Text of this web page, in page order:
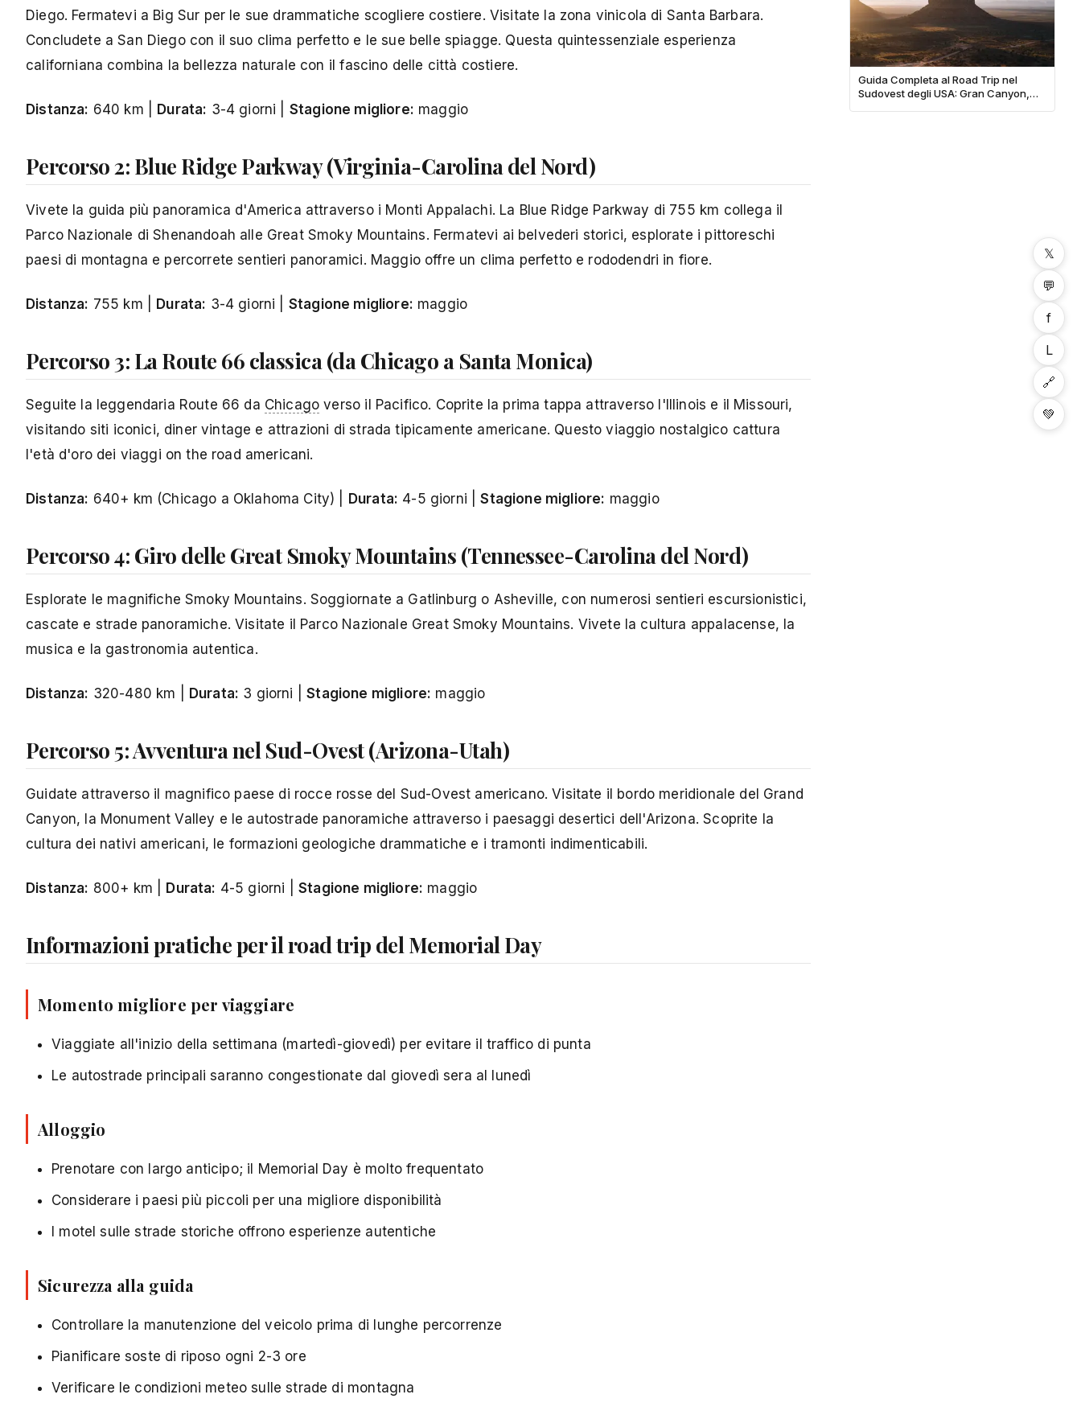
Diego. Fermatevi a Big Sur per le sue drammatiche scogliere costiere. Visitate la zona vinicola di Santa Barbara.
Concludete a San Diego con il suo clima perfetto e le sue belle spiagge. Questa quintessenziale esperienza
californiana combina la bellezza naturale con il fascino delle città costiere.
Distanza: 640 km | Durata: 3-4 giorni | Stagione migliore: maggio
Percorso 2: Blue Ridge Parkway (Virginia-Carolina del Nord)
Vivete la guida più panoramica d'America attraverso i Monti Appalachi. La Blue Ridge Parkway di 755 km collega il
Parco Nazionale di Shenandoah alle Great Smoky Mountains. Fermatevi ai belvederi storici, esplorate i pittoreschi
paesi di montagna e percorrete sentieri panoramici. Maggio offre un clima perfetto e rododendri in fiore.
Distanza: 755 km | Durata: 3-4 giorni | Stagione migliore: maggio
Percorso 3: La Route 66 classica (da Chicago a Santa Monica)
Seguite la leggendaria Route 66 da Chicago verso il Pacifico. Coprite la prima tappa attraverso l'Illinois e il Missouri,
visitando siti iconici, diner vintage e attrazioni di strada tipicamente americane. Questo viaggio nostalgico cattura
l'età d'oro dei viaggi on the road americani.
Distanza: 640+ km (Chicago a Oklahoma City) | Durata: 4-5 giorni |Stagione migliore: maggio
Percorso 4: Giro delle Great Smoky Mountains (Tennessee-Carolina del Nord)
Esplorate le magnifiche Smoky Mountains. Soggiornate a Gatlinburg o Asheville, con numerosi sentieri escursionistici,
cascate e strade panoramiche. Visitate il Parco Nazionale Great Smoky Mountains. Vivete la cultura appalacense, la
musica e la gastronomia autentica.
Distanza: 320-480 km | Durata: 3 giorni |Stagione migliore: maggio
Percorso 5: Avventura nel Sud-Ovest (Arizona-Utah)
Guidate attraverso il magnifico paese di rocce rosse del Sud-Ovest americano. Visitate il bordo meridionale del Grand
Canyon, la Monument Valley e le autostrade panoramiche attraverso i paesaggi desertici dell'Arizona. Scoprite la
cultura dei nativi americani, le formazioni geologiche drammatiche e i tramonti indimenticabili.
Distanza: 800+ km | Durata: 4-5 giorni | Stagione migliore: maggio
Informazioni pratiche per il road trip del Memorial Day
Momento migliore per viaggiare
Viaggiate all'inizio della settimana (martedì-giovedì) per evitare il traffico di punta
Le autostrade principali saranno congestionate dal giovedì sera al lunedì
Alloggio
Prenotare con largo anticipo; il Memorial Day è molto frequentato
Considerare i paesi più piccoli per una migliore disponibilità
I motel sulle strade storiche offrono esperienze autentiche
Sicurezza alla guida
Controllare la manutenzione del veicolo prima di lunghe percorrenze
Pianificare soste di riposo ogni 2-3 ore
Verificare le condizioni meteo sulle strade di montagna
Guida Completa al Road Trip nel
Sudovest degli USA: Gran Canyon,
𝕏
💬
f
L
🔗
💚